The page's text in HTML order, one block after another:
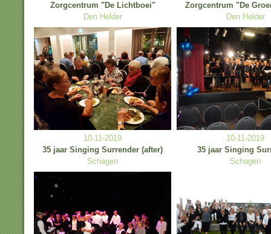
Zorgcentrum "De Lichtboei"
Den Helder
Zorgcentrum "De
Den Helder
10-11-2019
35 jaar Singing Surrender (after)
Schagen
10-11-2019
35 jaar Singing
Schagen